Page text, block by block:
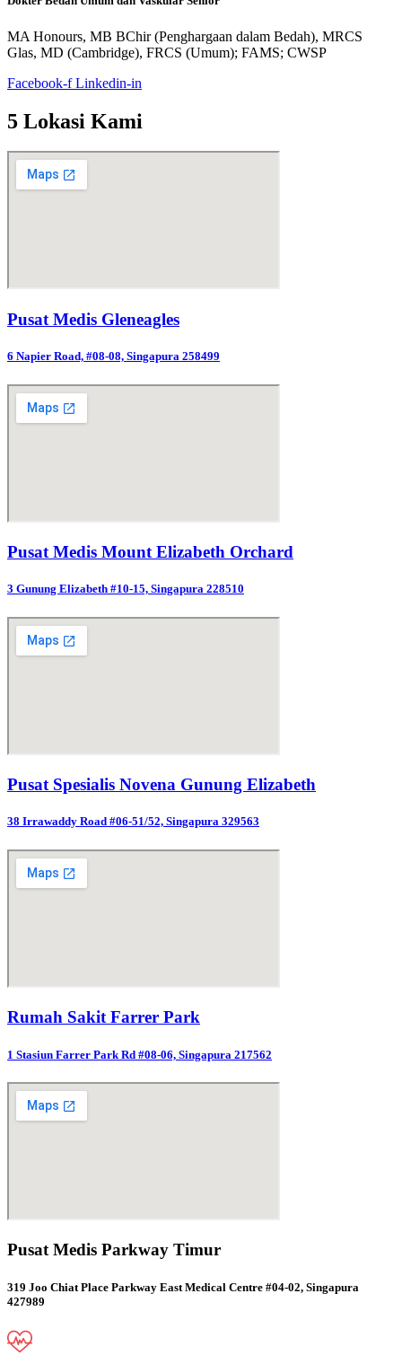
MA Honours, MB BChir (Penghargaan dalam Bedah), MRCS
Glas, MD (Cambridge), FRCS (Umum); FAMS; CWSP
Facebook-f Linkedin-in
5 Lokasi Kami
Pusat Medis Gleneagles
6 Napier Road, #08-08, Singapura 258499
Pusat Medis Mount Elizabeth Orchard
3 Gunung Elizabeth #10-15, Singapura 228510
Pusat Spesialis Novena Gunung Elizabeth
38 Irrawaddy Road #06-51/52, Singapura 329563
Rumah Sakit Farrer Park
1 Stasiun Farrer Park Rd #08-06, Singapura 217562
Pusat Medis Parkway Timur
319 Joo Chiat Place Parkway East Medical Centre #04-02, Singapura
427989